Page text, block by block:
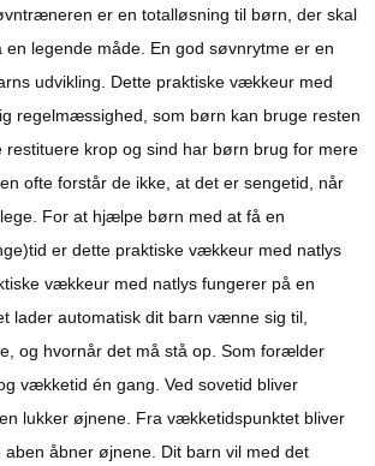
er en totalløsning til børn, der skal
legende måde. En god søvnrytme er en
udvikling. Dette praktiske vækkeur med
regelmæssighed, som børn kan bruge resten
restituere krop og sind har børn brug for mere
ofte forstår de ikke, at det er sengetid, når
For at hjælpe børn med at få en
er dette praktiske vækkeur med natlys
vækkeur med natlys fungerer på en
lader automatisk dit barn vænne sig til,
og hvornår det må stå op. Som forælder
vækketid én gang. Ved sovetid bliver
lukker øjnene. Fra vækketidspunktet bliver
åbner øjnene. Dit barn vil med det